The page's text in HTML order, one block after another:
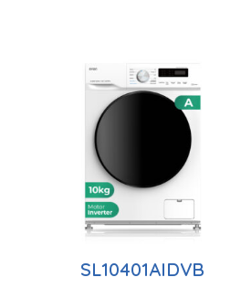
SL10401AIDVB
Capacité de
charge 10 kg
Centrifugation
1400 rpm
inverseur